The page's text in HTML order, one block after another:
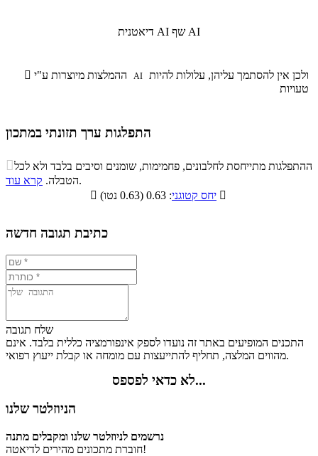
דיאטנית AI שף AI
 AI
טעויות
התפלגות ערך תזונתי במתכון
התפלגות ערך תזונתי במתכון
סיבים
תזונתיים
שומנים חלבונים
6.9% 54.4%
ההתפלגות מתייחסת לחלבונים, פחמימות, שומנים וסיבים בלבד ולא לכל
הטבלה. קרא עוד
.

יחס קטוגני 
כתיבת תגובה חדשה
שלח תגובה
התכנים המופיעים באתר זה נועדו לספק אינפורמציה כללית בלבד. אינם
מהווים המלצה, תחליף להתייעצות עם מומחה או קבלת ייעוץ רפואי.
לא כדאי לפספס...
הניוזלטר שלנו
נרשמים לניוזלטר שלנו ומקבלים מתנה
חוברת מתכונים מהירים לדיאטה!